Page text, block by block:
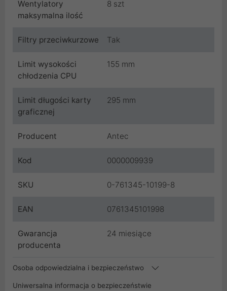
Wentylatory
maksymalna ilość
8 szt
Filtry przeciwkurzowe Tak
Limit wysokości
chłodzenia CPU
155 mm
Limit długości karty
graficznej
295 mm
Producent Antec
Kod 0000009939
SKU 0-761345-10199-8
EAN 0761345101998
Gwarancja
producenta
24 miesiące
Osoba odpowiedzialna i bezpieczeństwo
Uniwersalna informacja o bezpieczeństwie